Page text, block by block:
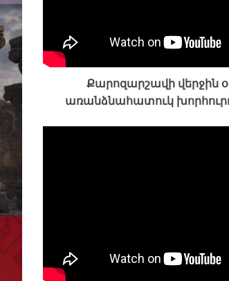
Քարոզարշավի վերջին
առանձնահատուկ